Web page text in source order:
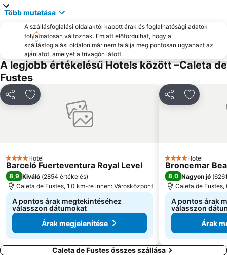
Több mutatása
A szállásfoglalási oldalaktól kapott árak és foglalhatósági adatok
folyamatosan változnak. Emiatt előfordulhat, hogy a
szállásfoglalási oldalon már nem találja meg pontosan ugyanazt az
ajánlatot, amelyet a trivagón látott.
A legjobb értékelésű Hotels között –Caleta de
Fustes
MegosztásHozzáadás a kedvencekhez
4 Kategória
Hotel
Barceló Fuerteventura Royal Level
8,9 Kiváló (2854 értékelés)
Caleta de Fustes, 1.0 km-re innen: Városközpont
A pontos árak megtekintéséhez
válasszon dátumokat
Árak megjelenítése
Megosztás
4 Kategória
Hotel
Broncemar
8,0 Nagyon jó (
Caleta de
A pontos árak
válasszon
Árak
Caleta de Fustes összes szállása